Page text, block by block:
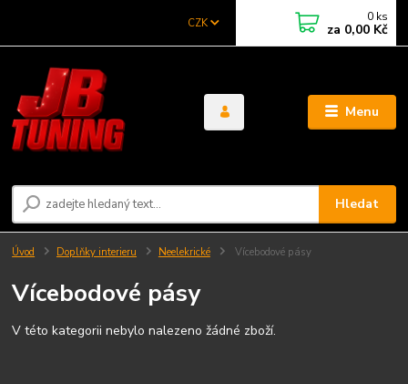
Menu
CZK
Hledat
0 ks
za 0,00 Kč
Úvod Doplňky interieru Neelekrické Vícebodové pásy
Vícebodové pásy
V této kategorii nebylo nalezeno žádné zboží.